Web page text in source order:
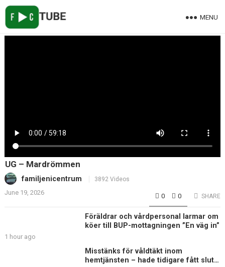
MENU
UG – Mardrömmen
familjenicentrum 3892 Videos
June 19, 2026 0 0 SHARE
Föräldrar och vårdpersonal larmar om
köer till BUP-mottagningen ”En väg in”
1 hour ago
Misstänks för våldtäkt inom
hemtjänsten – hade tidigare fått sluta